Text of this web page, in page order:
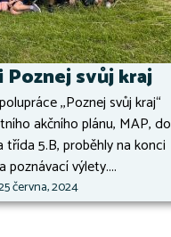
Poznej svůj kraj
,,Poznej svůj kraj“
akčního plánu, MAP, do
5.B, proběhly na konci
poznávací výlety....
června, 2024